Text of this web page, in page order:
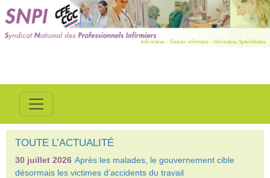
TOUTE L’ACTUALITÉ
30 juillet 2026 Après les malades, le gouvernement cible
désormais les victimes d’accidents du travail